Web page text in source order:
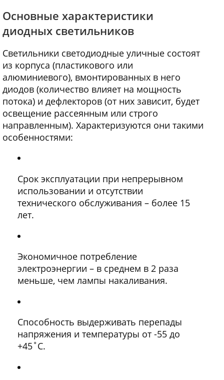
Основные характеристики
диодных светильников
Светильники светодиодные уличные состоят
из корпуса (пластикового или
алюминиевого), вмонтированных в него
диодов (количество влияет на мощность
потока) и дефлекторов (от них зависит, будет
освещение рассеянным или строго
направленным). Характеризуются они такими
особенностями:
Срок эксплуатации при непрерывном
использовании и отсутствии
технического обслуживания – более 15
лет.
Экономичное потребление
электроэнергии – в среднем в 2 раза
меньше, чем лампы накаливания.
Способность выдерживать перепады
напряжения и температуры от -55 до
+45˚С.